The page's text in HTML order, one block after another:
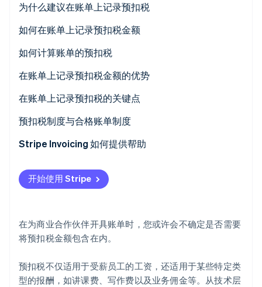
需要缴纳预扣税的主要报酬及费用类型
为什么建议在账单上记录预扣税
如何在账单上记录预扣税金额
如何计算账单的预扣税
如果小计不超过 100 万日元
如果账单金额超过 100 万日元
在账单上记录预扣税金额的优势
付款金额确认流程更顺畅
报税时核对更方便
在账单上记录预扣税的关键点
确认报酬金额是否含税
将报酬与费用分开
如果预扣税出现小数金额，则向下取整
预扣税制度与合格账单制度
Stripe Invoicing 如何提供帮助
开始使用 Stripe
在为商业合作伙伴开具账单时，您或许会不确定是否需要
将预扣税金额包含在内。
预扣税不仅适用于受薪员工的工资，还适用于某些特定类
型的报酬，如讲课费、写作费以及业务佣金等。从技术层